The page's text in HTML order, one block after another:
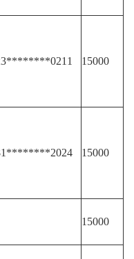
15000
15000
15000